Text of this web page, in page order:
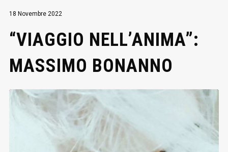
18 Novembre 2022
“VIAGGIO NELL’ANIMA”:
MASSIMO BONANNO